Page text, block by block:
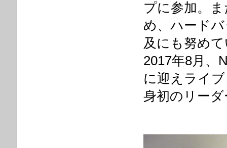
プに参加。
め、ハード
及にも努め
2017年8月、
に迎えライ
身初のリー